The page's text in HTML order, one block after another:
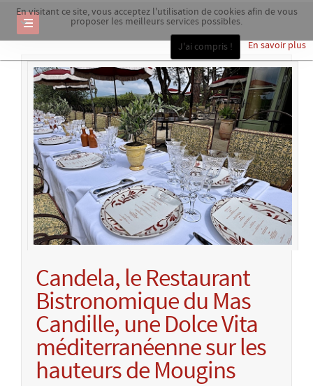
En visitant ce site, vous acceptez l'utilisation de cookies afin de vous
proposer les meilleurs services possibles.
En savoir plus
J'ai compris !
Candela, le Restaurant
Bistronomique du Mas
Candille, une Dolce Vita
méditerranéenne sur les
hauteurs de Mougins